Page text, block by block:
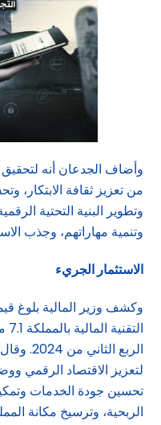
وأضاف الجدعان أنه لتحقيق
من تعزيز ثقافة الابتكار،
وتطوير البنية التحتية
وتنمية مهاراتهم، وجذب
الاستثمار الجريء
وكشف وزير المالية بلوغ
الربع
لتعزيز الاقتصاد الرقمي
تحسين جودة الخدمات
الربحية، وترسيخ مكانة